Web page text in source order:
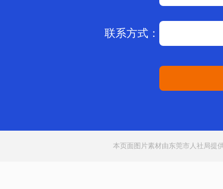
联系方式：
本页面图片素材由东莞市人社局提